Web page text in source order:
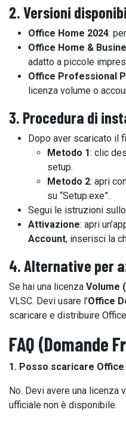
2. Versioni
Office Home 2024:
Office Home &
adatto a piccole
Office Professional
licenza volume o
3. Procedura di
Dopo aver scaricato il
Metodo 1: clic
setup.
Metodo 2: apri
su “Setup.exe”.
Segui le istruzioni
Attivazione: apri
Account, inserisci la
4. Alternative per
Se hai una licenza Volume
VLSC. Devi usare l’Office
scaricare e distribuire
FAQ (Domande
1. Posso scaricare
No. Devi avere una licenza
ufficiale non è disponibile.